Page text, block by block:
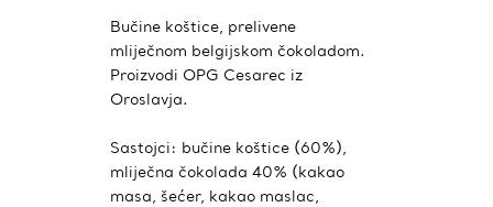
Bučine koštice, prelivene
mliječnom belgijskom čokoladom.
Proizvodi OPG Cesarec iz
Oroslavja.
Sastojci: bučine koštice (60%),
mliječna čokolada 40% (kakao
masa, šećer, kakao maslac,